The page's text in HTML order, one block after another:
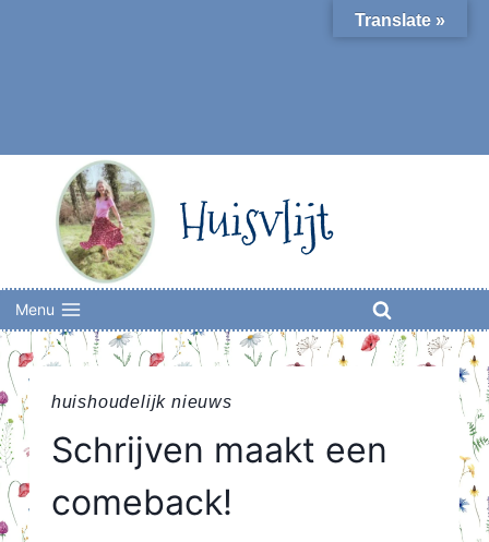
Huisvlijt
Menu
huishoudelijk nieuws
Schrijven maakt een
comeback!
Translate »